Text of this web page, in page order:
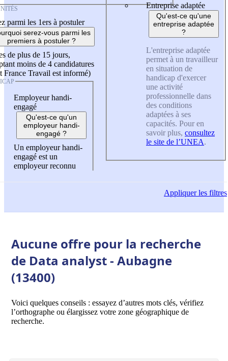
parmi les 1ers à postuler
serez-vous parmi les
premiers à postuler ?
de plus de 15 jours,
moins de 4 candidatures
France Travail est informé)
Employeur handi-
engagé
Qu'est-ce qu'un
employeur handi-
engagé ?
Un employeur handi-
engagé est un
employeur reconnu
Entreprise adaptée
Qu'est-ce qu'une
entreprise adaptée
?
L'entreprise adaptée
permet à un travailleur
en situation de
handicap d'exercer
une activité
professionnelle dans
des conditions
adaptées à ses
capacités. Pour en
savoir plus, consultez
le site de l’UNEA.
Appliquerles filtres
Aucune offre pour la recherche
de Data analyst - Aubagne
(13400)
Voici quelques conseils : essayez d’autres mots clés, vérifiez
l’orthographe ou élargissez votre zone géographique de
recherche.